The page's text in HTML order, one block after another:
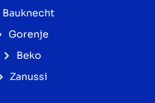
Bauknecht
Gorenje
Beko
Zanussi